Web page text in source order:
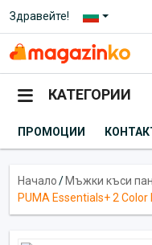
Здравейте!
КАТЕГОРИИ
ПРОМОЦИИ
Начало/ Мъжки къси
PUMA Essentials+ 2